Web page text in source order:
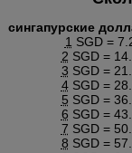
сингапурские
1 SGD =
2 SGD =
3 SGD =
4SGD =
5 SGD =
6 SGD =
7 SGD =
8 SGD =